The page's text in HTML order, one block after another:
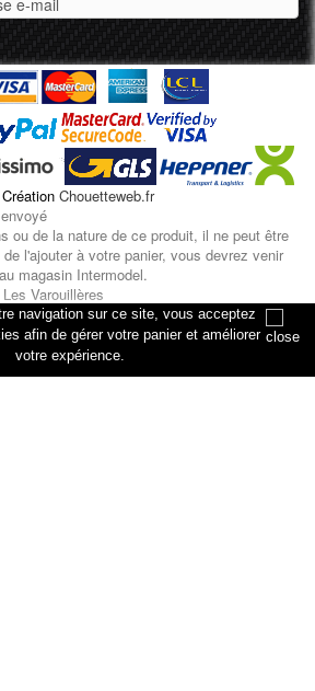
navigation sur ce site, vous acceptez
afin de gérer votre panier et améliorer
votre expérience.
Chouetteweb.fr
ou de la nature de ce produit, il ne peut être
l'ajouter à votre panier, vous devrez venir
magasin Intermodel.
Varouillères
artisans
Petiville